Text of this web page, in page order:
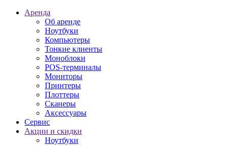
Аренда
Об аренде
Ноутбуки
Компьютеры
Тонкие клиенты
Моноблоки
POS-терминалы
Мониторы
Принтеры
Плоттеры
Сканеры
Аксессуары
Сервис
Акции и скидки
Ноутбуки